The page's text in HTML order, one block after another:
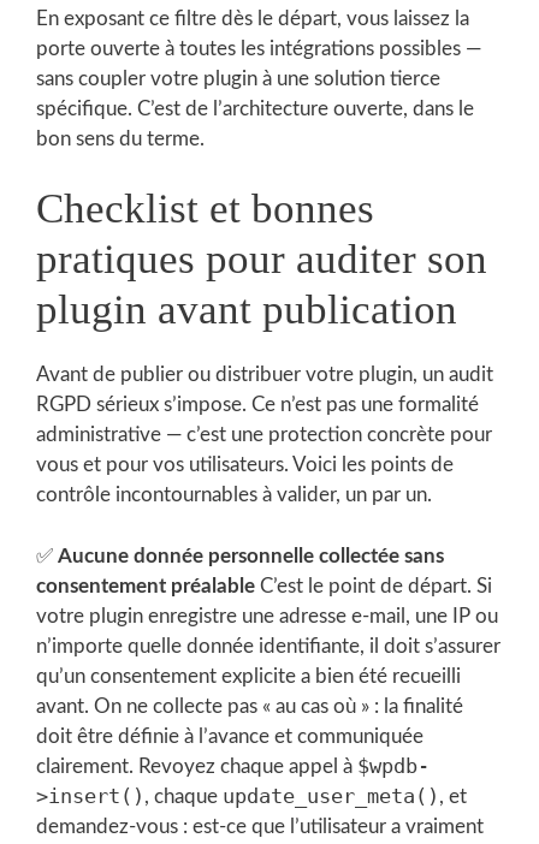
En exposant ce filtre dès le départ, vous laissez la
porte ouverte à toutes les intégrations possibles —
sans coupler votre plugin à une solution tierce
spécifique. C’est de l’architecture ouverte, dans le
bon sens du terme.
Checklist et bonnes
pratiques pour auditer son
plugin avant publication
Avant de publier ou distribuer votre plugin, un audit
RGPD sérieux s’impose. Ce n’est pas une formalité
administrative — c’est une protection concrète pour
vous et pour vos utilisateurs. Voici les points de
contrôle incontournables à valider, un par un.
✅ Aucune donnée personnelle collectée sans
consentement préalable C’est le point de départ. Si
votre plugin enregistre une adresse e-mail, une IP ou
n’importe quelle donnée identifiante, il doit s’assurer
qu’un consentement explicite a bien été recueilli
avant. On ne collecte pas « au cas où » : la finalité
doit être définie à l’avance et communiquée
clairement. Revoyez chaque appel à $wpdb-
>insert() , chaque update_user_meta() , et
demandez-vous : est-ce que l’utilisateur a vraiment